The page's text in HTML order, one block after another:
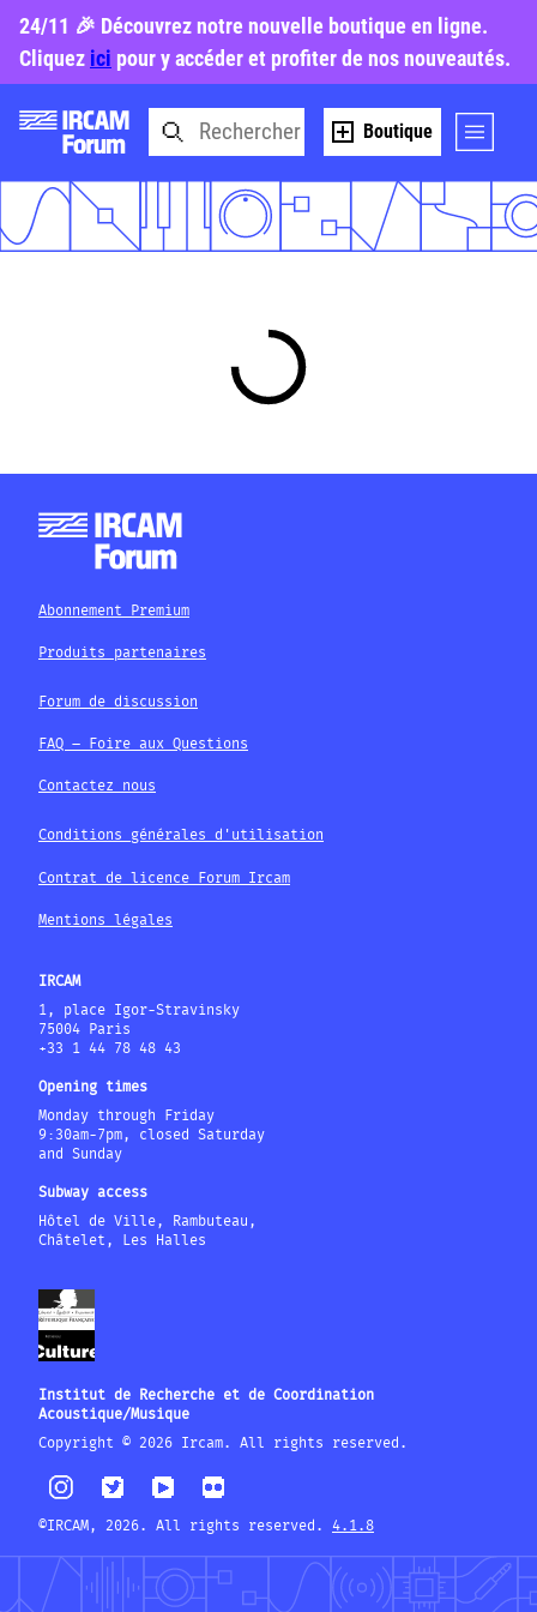
24/11 🎉 Découvrez notre nouvelle boutique en ligne.
Cliquez ici pour y accéder et profiter de nos nouveautés.
Boutique
Abonnement Premium
Produits partenaires
Forum de discussion
FAQ – Foire aux Questions
Contactez nous
Conditions générales d'utilisation
Contrat de licence Forum Ircam
Mentions légales
IRCAM
1, place Igor-Stravinsky
75004 Paris
+33 1 44 78 48 43
Opening times
Monday through Friday
9:30am-7pm, closed Saturday
and Sunday
Subway access
Hôtel de Ville, Rambuteau,
Châtelet, Les Halles
Institut de Recherche et de Coordination
Acoustique/Musique
Copyright © 2026 Ircam. All rights reserved.
©IRCAM, 2026. All rights reserved. 4.1.8